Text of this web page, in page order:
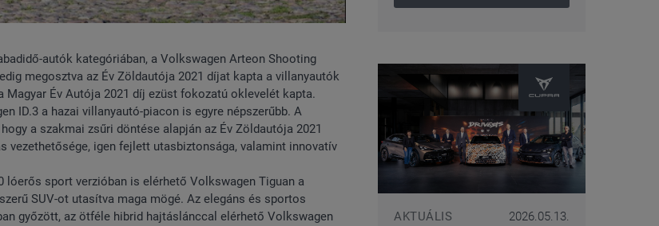
autók kategóriában, a Volkswagen Arteon Shooting
megosztva az Év Zöldautója 2021 díjat kapta a villanyautók
Év Autója 2021 díj ezüst fokozatú oklevelét kapta.
ID.3 a hazai villanyautó-piacon is egyre népszerűbb. A
a szakmai zsűri döntése alapján az Év Zöldautója 2021
vezethetősége, igen fejlett utasbiztonsága, valamint innovatív
sport verzióban is elérhető Volkswagen Tiguan a
SUV-ot utasítva maga mögé. Az elegáns és sportos
győzött, az ötféle hibrid hajtáslánccal elérhető Volkswagen
AKTUÁLIS 2026.05.13.